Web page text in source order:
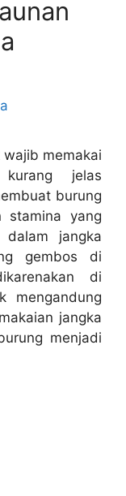
memakai
jelas
burung
stamina yang
jangka
gembos di
di
mengandung
jangka
menjadi